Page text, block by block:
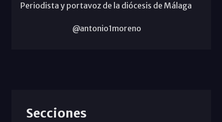
Periodista y portavoz de la diócesis de Málaga
@antonio1moreno
Secciones